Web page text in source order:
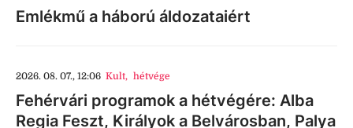
Emlékmű a háború áldozataiért
2026. 08. 07., 12:06 Kult, hétvége
Fehérvári programok a hétvégére: Alba
Regia Feszt, Királyok a Belvárosban, Palya